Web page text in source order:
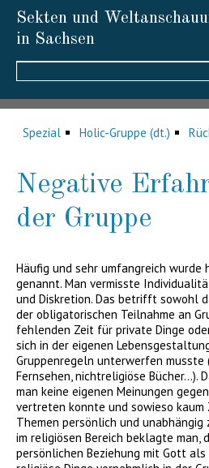
Sekten und
in Sachsen
Suchbegriffe
Spezial Holic-Gruppe (dt.)
Negative
der Gruppe
Häufig und sehr umfangreich wurde
genannt. Man vermisste
und Diskretion. Das betrifft sowohl
der obligatorischen Teilnahme an
fehlenden Zeit für private Dinge
sich in der eigenen
Gruppenregeln unterwerfen musste
Fernsehen, nichtreligiöse Bücher…).
man keine eigenen Meinungen
vertreten konnte und sowieso kaum
Themen persönlich und unabhängig
im religiösen Bereich beklagte man,
persönlichen Beziehung mit Gott